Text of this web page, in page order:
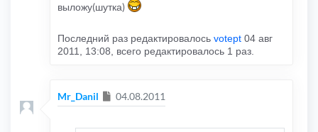
выложу(шутка)
Последний раз редактировалось votept 04 авг
2011, 13:08, всего редактировалось 1 раз.
Mr_Danil Сообщение
04.08.2011